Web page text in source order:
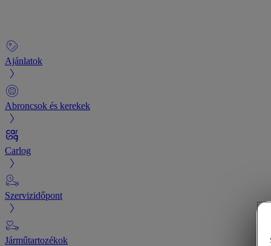
Ajánlatok
Abroncsok és kerekek
Carlog
Szervizidőpont
Járműtartozékok